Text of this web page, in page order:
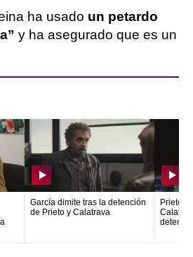
ha usado un petardo
y ha asegurado que es un
García dimite tras la detención
de Prieto y Calatrava
Prieto